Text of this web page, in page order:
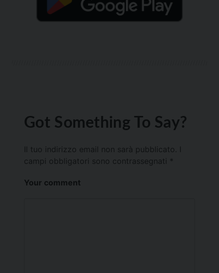
Got Something To Say?
Il tuo indirizzo email non sarà pubblicato.
campi obbligatori sono contrassegnati *
Your comment